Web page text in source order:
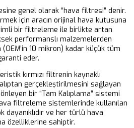
genel olarak “hava filtresi” denir.
için aracın orijinal hava kutusuna
bir filtreleme ile birlikte artan
performanslı malzemelerden
10 mikron) kadar küçük tüm
eder.
kırmızı filtrenin kaynaklı
gerçekleştirilmesini sağlayan
bir “Tam Kalıplama” sistemi
filtreleme sistemlerinde kullanılan
dayanıklıdır ve her türlü hava
özelliklerine sahiptir.